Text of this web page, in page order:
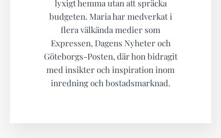
lyxigt hemma utan att spräcka
budgeten. Maria har medverkat i
flera välkända medier som
Expressen, Dagens Nyheter och
Göteborgs-Posten, där hon bidragit
med insikter och inspiration inom
inredning och bostadsmarknad.